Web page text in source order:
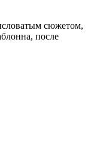
сюжетом,
после